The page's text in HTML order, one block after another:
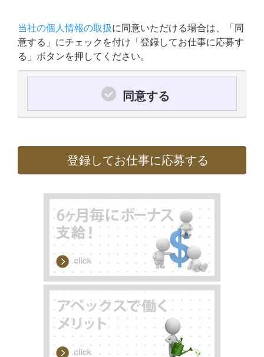
当社の個人情報の取扱に同意いただける場合は、「同
意する」にチェックを付け「登録してお仕事に応募す
る」ボタンを押してください。
同意する